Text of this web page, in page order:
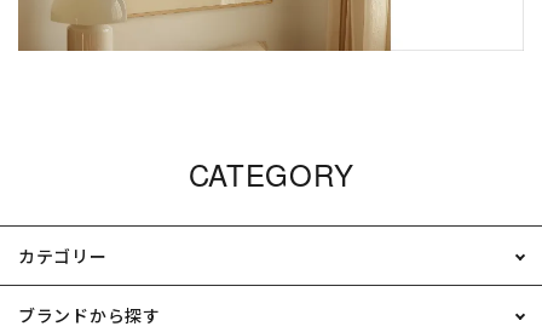
CATEGORY
カテゴリー
ブランドから探す